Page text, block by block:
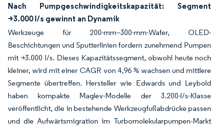
Nach Pumpgeschwindigkeitskapazität: Segment
>3.000 l/s gewinnt an Dynamik
Werkzeuge für 200-mm–300-mm-Wafer, OLED-
Beschichtungen und Sputterlinien fordern zunehmend Pumpen
mit >3.000 l/s. Dieses Kapazitätssegment, obwohl heute noch
kleiner, wird mit einer CAGR von 4,96 % wachsen und mittlere
Segmente übertreffen. Hersteller wie Edwards und Leybold
haben kompakte Maglev-Modelle der 3.200-l/s-Klasse
veröffentlicht, die in bestehende Werkzeugfußabdrücke passen
und die Aufwärtsmigration im Turbomolekularpumpen-Markt